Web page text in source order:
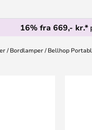
16% fra 669,- kr.*
Bordlamper Bellhop